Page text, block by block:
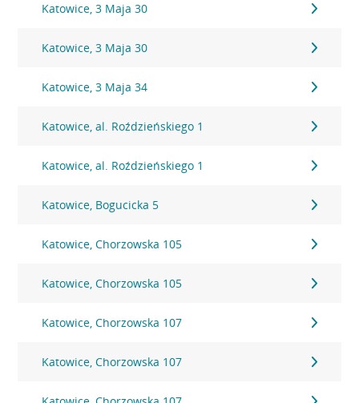
Katowice, 3 Maja 30
Katowice, 3 Maja 30
Katowice, 3 Maja 34
Katowice, al. Roździeńskiego 1
Katowice, al. Roździeńskiego 1
Katowice, Bogucicka 5
Katowice, Chorzowska 105
Katowice, Chorzowska 105
Katowice, Chorzowska 107
Katowice, Chorzowska 107